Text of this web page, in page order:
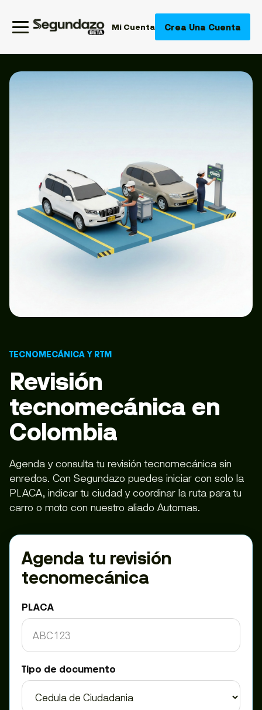
Mi Cuenta Crea Una Cuenta
TECNOMECÁNICA Y RTM
Revisión
tecnomecánica en
Colombia
Agenda y consulta tu revisión tecnomecánica sin
enredos. Con Segundazo puedes iniciar con solo la
PLACA, indicar tu ciudad y coordinar la ruta para tu
carro o moto con nuestro aliado Automas.
Agenda tu revisión
tecnomecánica
PLACA
Tipo de documento